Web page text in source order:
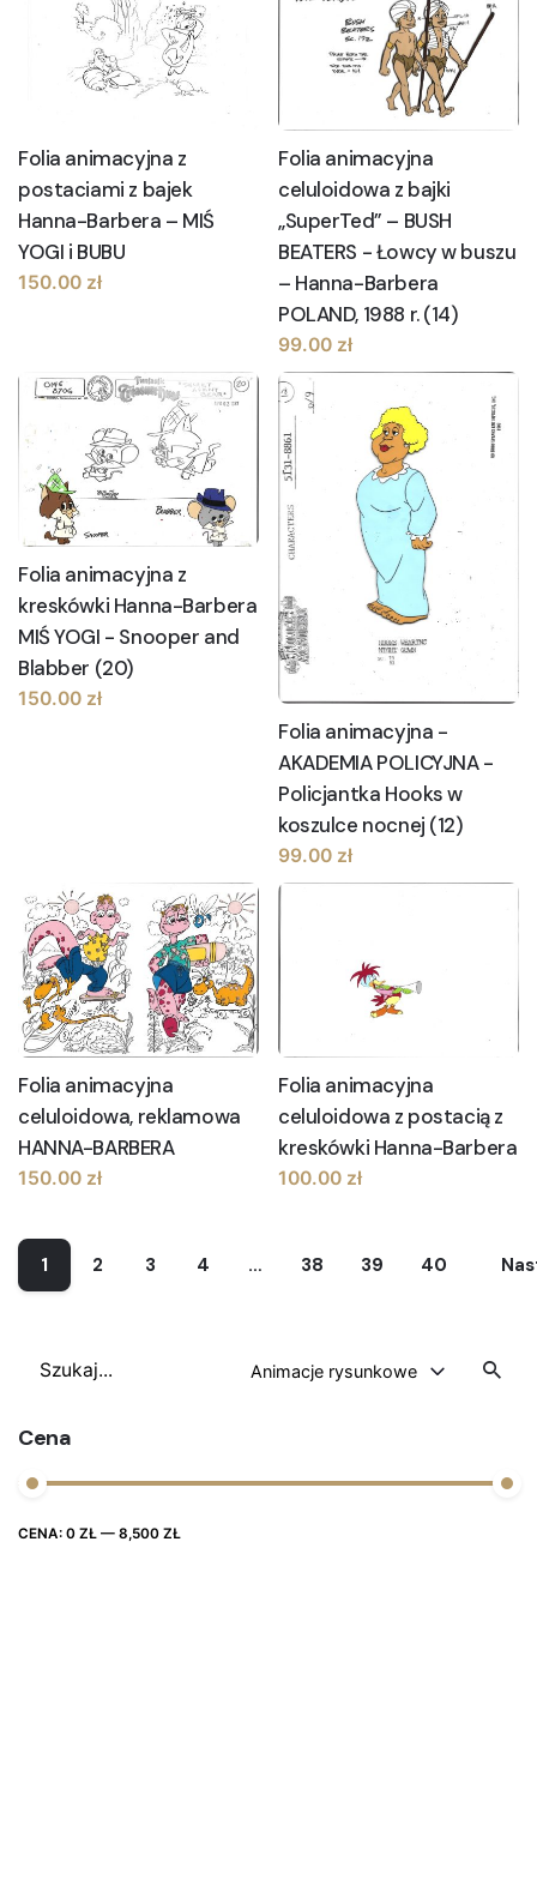
Szukaj
Animacje rysunkowe
Cena
Cena
Cena
CENA: 0 ZŁ — 8,500 ZŁ
Folia animacyjna z
postaciami z bajek
Hanna-Barbera – MIŚ
YOGI i BUBU
150.00 zł
Folia animacyjna
celuloidowa z bajki
„SuperTed” – BUSH
BEATERS - Łowcy w buszu
– Hanna-Barbera
POLAND, 1988 r. (14)
99.00 zł
Folia animacyjna z
kreskówki Hanna-Barbera
MIŚ YOGI - Snooper and
Blabber (20)
150.00 zł
Folia animacyjna -
AKADEMIA POLICYJNA -
Policjantka Hooks w
koszulce nocnej (12)
99.00 zł
Folia animacyjna
celuloidowa, reklamowa
HANNA-BARBERA
150.00 zł
Folia animacyjna
celuloidowa z postacią z
kreskówki Hanna-Barbera
100.00 zł
1 2 3 4 … 38 39 40